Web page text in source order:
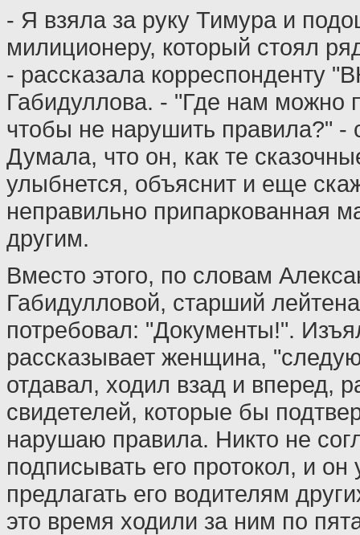
- Я взяла за руку Тимура и
милиционеру, который стоял
- рассказала корреспонденту
Габидуллова. - "Где нам можно
чтобы не нарушить правила?" -
Думала, что он, как те
улыбнется, объяснит и еще
неправильно припаркованная
другим.
Вместо этого, по словам
Габидулловой, старший
потребовал: "Документы!".
рассказывает женщина,
отдавал, ходил взад и вперед,
свидетелей, которые бы
нарушаю правила. Никто не
подписывать его протокол, и
предлагать его водителям
это время ходили за ним по